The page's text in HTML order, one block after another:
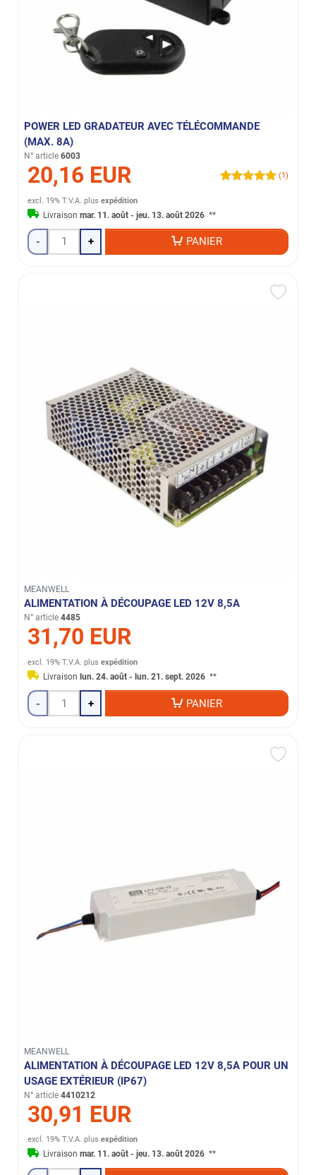
POWER LED GRADATEUR AVEC TÉLÉCOMMANDE
(MAX. 8A)
N° article 6003
20,16 EUR (1)
excl. 19% T.V.A. plusexpédition
Livraisonmar. 11. août - jeu. 13. août 2026 **
- + PANIER
MEANWELL
ALIMENTATION À DÉCOUPAGE LED 12V 8,5A
N° article 4485
31,70 EUR
excl. 19% T.V.A. plusexpédition
Livraison lun. 24. août - lun. 21. sept. 2026 **
- + PANIER
MEANWELL
ALIMENTATION À DÉCOUPAGE LED 12V 8,5A POUR UN
USAGE EXTÉRIEUR (IP67)
N° article 4410212
30,91 EUR
excl. 19% T.V.A. plusexpédition
Livraisonmar. 11. août - jeu. 13. août 2026 **